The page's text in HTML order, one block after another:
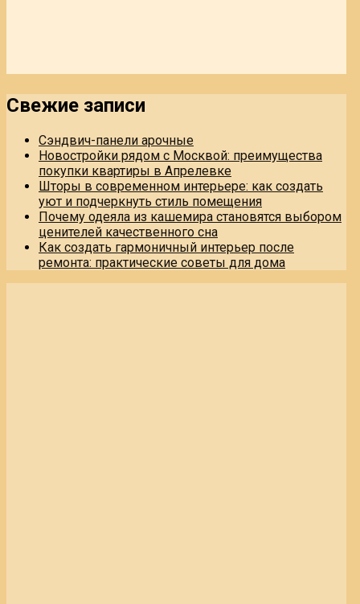
Свежие записи
Сэндвич-панели арочные
Новостройки рядом с Москвой: преимущества
покупки квартиры в Апрелевке
Шторы в современном интерьере: как создать
уют и подчеркнуть стиль помещения
Почему одеяла из кашемира становятся выбором
ценителей качественного сна
Как создать гармоничный интерьер после
ремонта: практические советы для дома